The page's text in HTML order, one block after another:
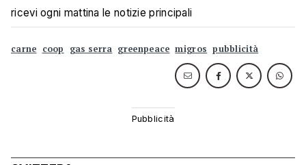
ricevi ogni mattina le notizie principali
carne coop gas serra greenpeace migros pubblicità